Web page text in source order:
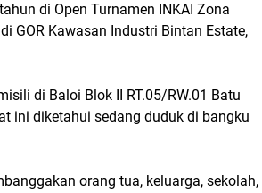
di Open Turnamen INKAI Zona
GOR Kawasan Industri Bintan Estate,
di Baloi Blok II RT.05/RW.01 Batu
ini diketahui sedang duduk di bangku
orang tua, keluarga, sekolah,